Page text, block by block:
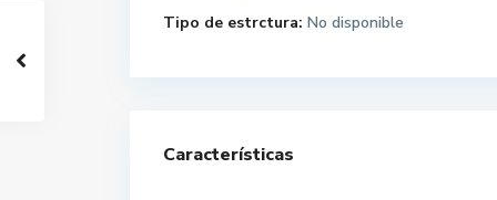
Tipo de estrctura: No disponible
Características